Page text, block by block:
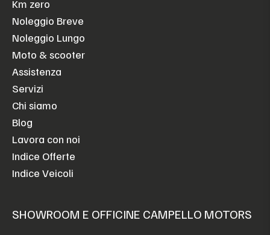
Km zero
Noleggio Breve
Noleggio Lungo
Moto & scooter
Assistenza
Servizi
Chi siamo
Blog
Lavora con noi
Indice Offerte
Indice Veicoli
SHOWROOM E OFFICINE CAMPELLO MOTORS